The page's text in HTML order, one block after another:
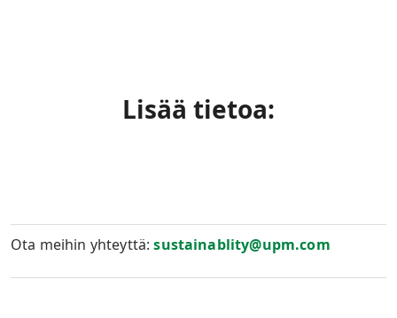
Lisää tietoa:
Ota meihin yhteyttä:sustainablity@upm.com